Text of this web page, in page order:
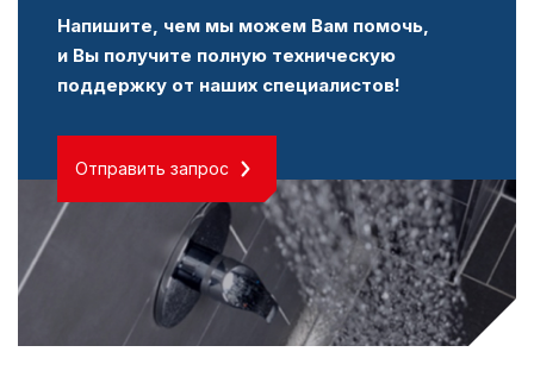
Напишите, чем мы можем Вам помочь,
и Вы получите полную техническую
поддержку от наших специалистов!
Отправить запрос